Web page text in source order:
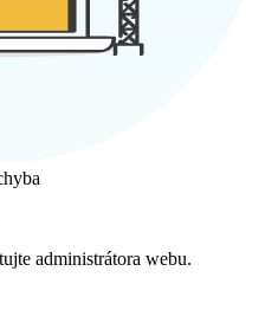
administrátora webu.